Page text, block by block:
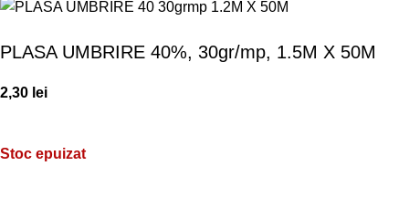
PLASA UMBRIRE 40%, 30gr/mp, 1.5M X 50M
2,30 lei
Stoc epuizat